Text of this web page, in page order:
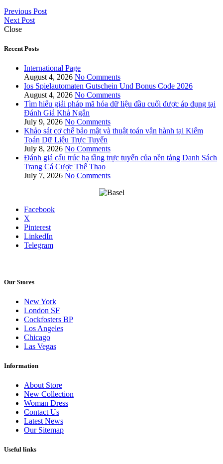
Previous Post
Next Post
Close
Recent Posts
International Page
August 4, 2026 No Comments
Ios Spielautomaten Gutschein Und Bonus Code 2026
August 4, 2026 No Comments
Tìm hiểu giải pháp mã hóa dữ liệu đầu cuối được áp dụng tại
Đánh Giá Khả Ngân
July 9, 2026 No Comments
Khảo sát cơ chế bảo mật và thuật toán vận hành tại Kiểm
Toán Dữ Liệu Trực Tuyến
July 8, 2026 No Comments
Đánh giá cấu trúc hạ tầng trực tuyến của nền tảng Danh Sách
Trang Cá Cược Thể Thao
July 7, 2026 No Comments
Facebook
X
Pinterest
LinkedIn
Telegram
Our Stores
New York
London SF
Cockfosters BP
Los Angeles
Chicago
Las Vegas
Information
About Store
New Collection
Woman Dress
Contact Us
Latest News
Our Sitemap
Useful links